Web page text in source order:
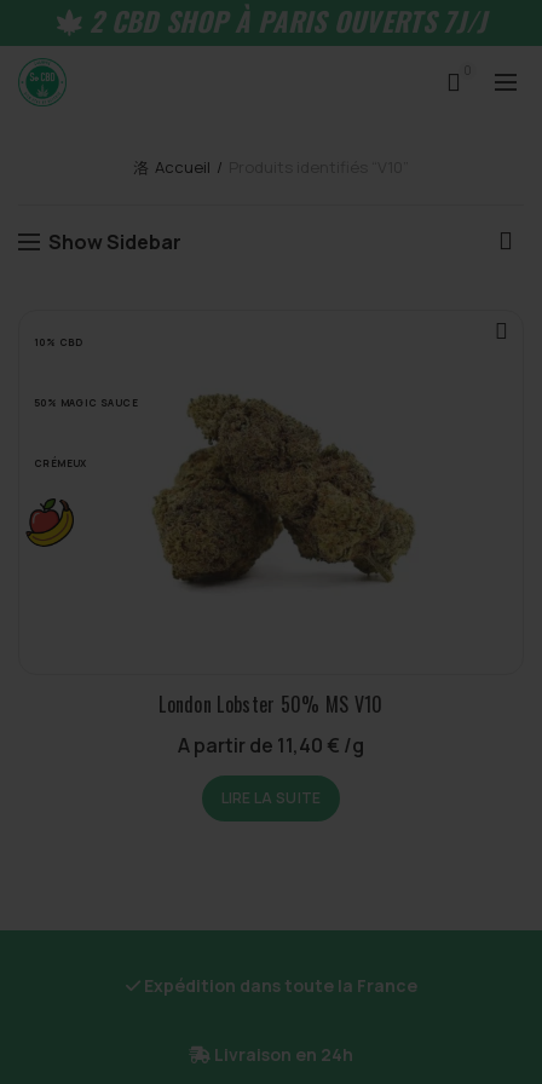
2 CBD SHOP À PARIS OUVERTS 7J/J
Accueil
Show Sidebar
10% CBD
50% MAGIC SAUCE
CRÉMEUX
London Lobster 50% MS V10
A partir de 11,40 € /g
LIRE LA SUITE
Expédition dans toute la France
Livraison en 24h